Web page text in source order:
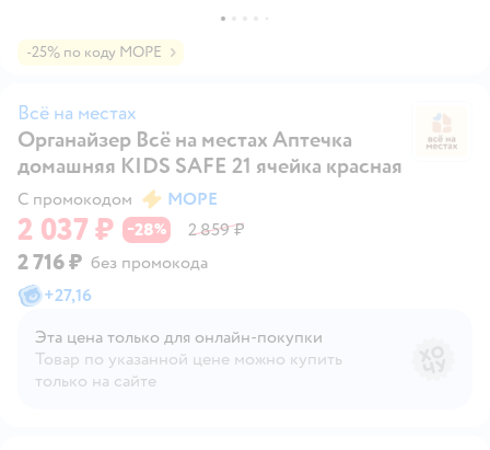
-25% по коду МОРЕ
Всё на местах
Органайзер Всё на местах Аптечка
домашняя KIDS SAFE 21 ячейка красная
С промокодом МОРЕ
2 037 ₽ −28% 2 859 ₽
2 716 ₽ без промокода
+27,16
Эта цена только для онлайн‑покупки
Товар по указанной цене можно купить
только на сайте